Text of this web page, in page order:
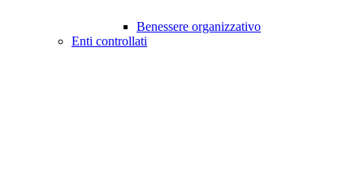
Benessere organizzativo
Enti controllati